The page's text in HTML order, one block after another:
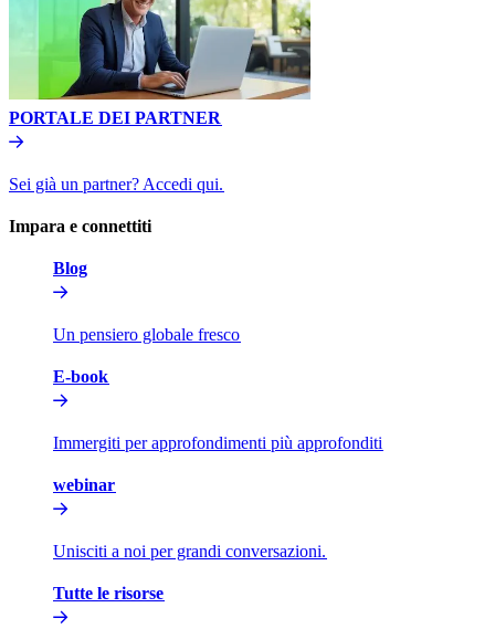
PORTALE DEI PARTNER​​
Sei già un partner? Accedi qui.​​
Impara e connettiti​​
Blog​​
Un pensiero globale fresco​​
E-book​​
Immergiti per approfondimenti più approfonditi​​
webinar​​
Unisciti a noi per grandi conversazioni.​​
Tutte le risorse​​